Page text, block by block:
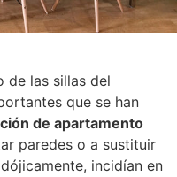
de las sillas del
que se han
de apartamento
paredes o a sustituir
incidían en